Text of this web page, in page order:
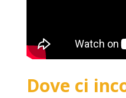
Dove ci